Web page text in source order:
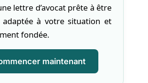
lettre d’avocat prête à être
adaptée à votre situation et
fondée.
maintenant